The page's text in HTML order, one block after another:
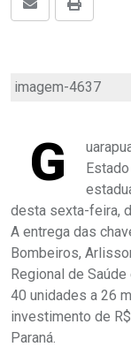
imagem-4637
G
desta sexta-feira,
A entrega das
Bombeiros,
Regional de
40 unidades a 26
investimento de
Paraná.